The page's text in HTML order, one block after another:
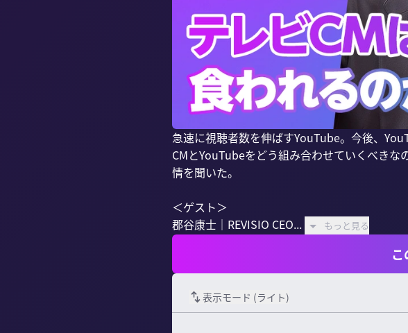
急速に視聴者数を伸ばすYouTube。今後、
CMとYouTubeをどう組み合わせていくべきな
情を聞いた。
＜ゲスト＞
郡谷康士｜REVISIO CEO...
もっと見る
表示モード (ライト)